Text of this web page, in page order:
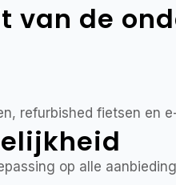
van de
refurbished fietsen en
op alle